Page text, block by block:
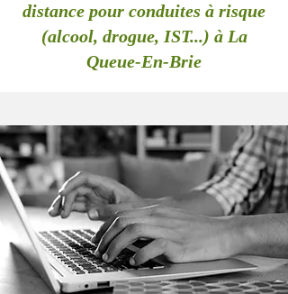
distance pour conduites à risque
(alcool, drogue, IST...) à La
Queue-En-Brie